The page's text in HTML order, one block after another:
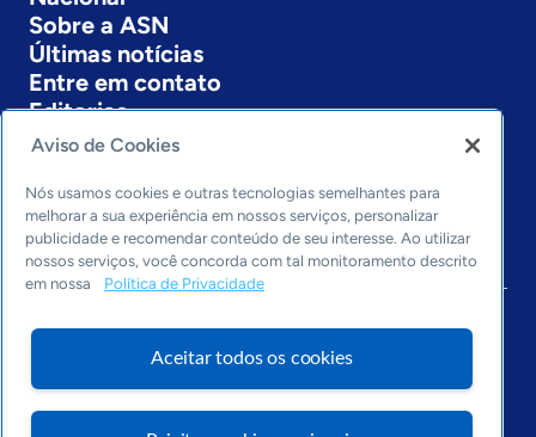
Sobre a ASN
Últimas notícias
Entre em contato
Editorias
Economia & Política
Inovação & Tecnologia
Cultura empreendedora
Dados
Arquivo
Aviso de Cookies
Nós usamos cookies e outras tecnologias semelhantes para
melhorar a sua experiência em nossos serviços, personalizar
publicidade e recomendar conteúdo de seu interesse. Ao utilizar
nossos serviços, você concorda com tal monitoramento descrito
em nossa
Política de Privacidade
Aceitar todos os cookies